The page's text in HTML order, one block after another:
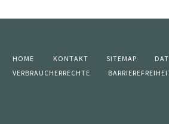
HOME KONTAKT SITEMAP
VERBRAUCHERRECHTE